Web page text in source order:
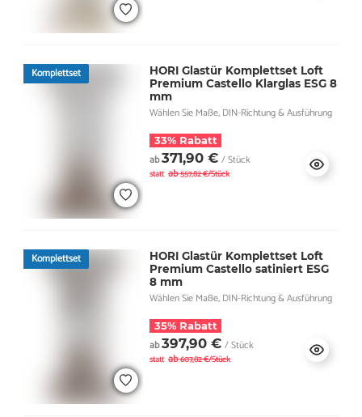
Komplettset
HORI Glastür Komplettset Loft
Premium Castello Klarglas ESG 8
mm
Wählen Sie Maße, DIN-Richtung & Ausführung
33% Rabatt
ab371,90 € / Stück
statt ab557,82 €/Stück
Komplettset
HORI Glastür Komplettset Loft
Premium Castello satiniert ESG
8 mm
Wählen Sie Maße, DIN-Richtung & Ausführung
35% Rabatt
ab397,90 € / Stück
statt ab607,82 €/Stück